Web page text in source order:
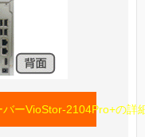
ーVioStor-2104Pro+の詳